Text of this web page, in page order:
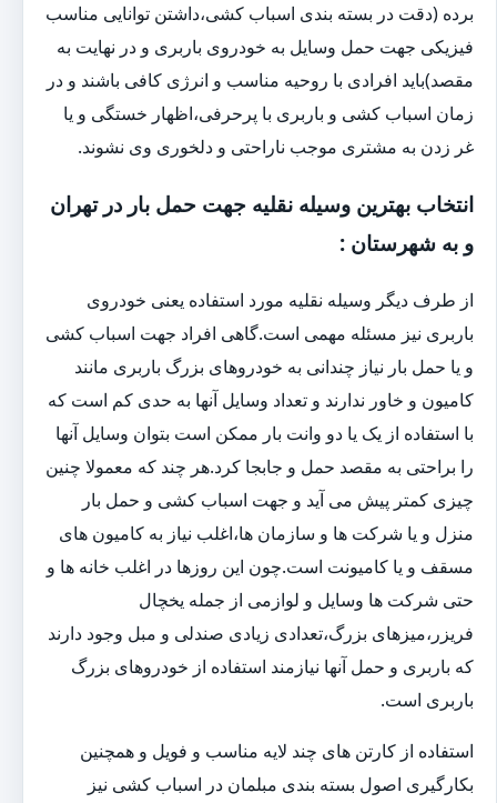
برده (دقت در بسته بندی اسباب کشی،داشتن توانایی مناسب
فیزیکی جهت حمل وسایل به خودروی باربری و در نهایت به
مقصد)باید افرادی با روحیه مناسب و انرژی کافی باشند و در
زمان اسباب کشی و باربری با پرحرفی،اظهار خستگی و یا
غر زدن به مشتری موجب ناراحتی و دلخوری وی نشوند.
انتخاب بهترین وسیله نقلیه جهت حمل بار در تهران
و به شهرستان :
از طرف دیگر وسیله نقلیه مورد استفاده یعنی خودروی
باربری نیز مسئله مهمی است.گاهی افراد جهت اسباب کشی
و یا حمل بار نیاز چندانی به خودروهای بزرگ باربری مانند
کامیون و خاور ندارند و تعداد وسایل آنها به حدی کم است که
با استفاده از یک یا دو وانت بار ممکن است بتوان وسایل آنها
را براحتی به مقصد حمل و جابجا کرد.هر چند که معمولا چنین
چیزی کمتر پیش می آید و جهت اسباب کشی و حمل بار
منزل و یا شرکت ها و سازمان ها،اغلب نیاز به کامیون های
مسقف و یا کامیونت است.چون این روزها در اغلب خانه ها و
حتی شرکت ها وسایل و لوازمی از جمله یخچال
فریزر،میزهای بزرگ،تعدادی زیادی صندلی و مبل وجود دارند
که باربری و حمل آنها نیازمند استفاده از خودروهای بزرگ
باربری است.
استفاده از کارتن های چند لایه مناسب و فویل و همچنین
بکارگیری اصول بسته بندی مبلمان در اسباب کشی نیز